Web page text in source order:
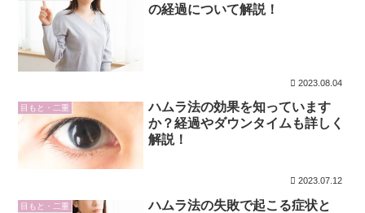
の経過について解説！
2023.08.04
目もと・二重
ハムラ法の効果を知っています
か？経過やダウンタイムも詳しく
解説！
2023.07.12
目もと・二重
ハムラ法の失敗で起こる症状と